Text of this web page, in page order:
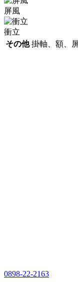
屏風
衝立
その他 掛軸、額、
0898-22-2163